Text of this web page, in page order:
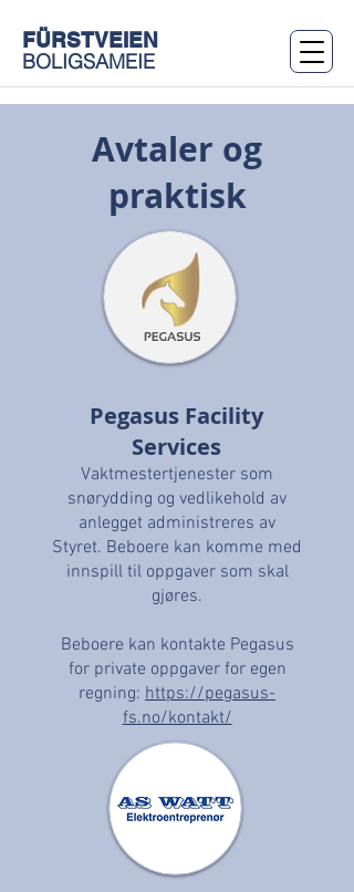
FÜRSTVEIEN
BOLIGSAMEIE
Avtaler og
praktisk
Pegasus Facility
Services
Vaktmestertjenester som
snørydding og vedlikehold av
anlegget administreres av
Styret. Beboere kan komme med
innspill til oppgaver som skal
gjøres.
Beboere kan kontakte Pegasus
for private oppgaver for egen
regning: https://pegasus-
fs.no/kontakt/